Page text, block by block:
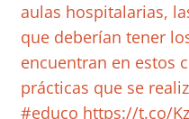
aulas hospitalarias,
que deberían tener
encuentran en estos
prácticas que se
#educo https://t.co/